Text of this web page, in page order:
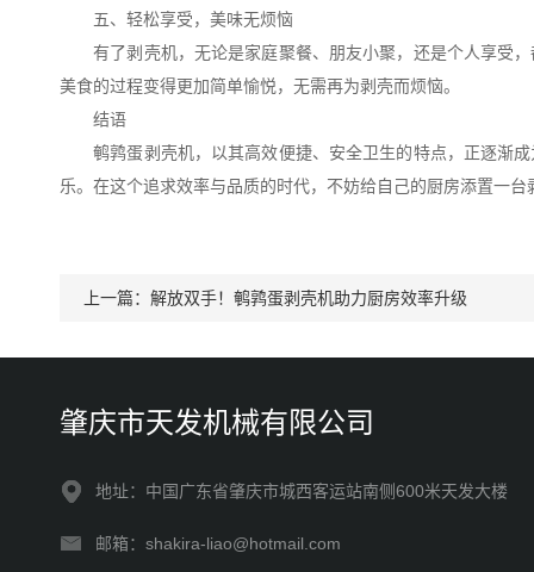
五、轻松享受，美味无烦恼
有了剥壳机，无论是家庭聚餐、朋友小聚，还是个人享受，
美食的过程变得更加简单愉悦，无需再为剥壳而烦恼。
结语
鹌鹑蛋剥壳机，以其高效便捷、安全卫生的特点，正逐渐成
乐。在这个追求效率与品质的时代，不妨给自己的厨房添置一
上一篇： 解放双手！鹌鹑蛋剥壳机助力厨房效率升级
肇庆市天发机械有限公司
地址：中国广东省肇庆市城西客运站南侧600米天发大楼
邮箱：shakira-liao@hotmail.com